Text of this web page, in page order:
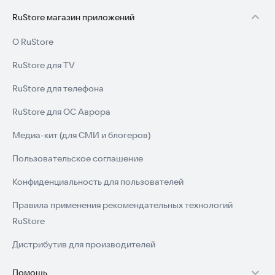
RuStore магазин приложений
О RuStore
RuStore для TV
RuStore для телефона
RuStore для ОС Аврора
Медиа-кит (для СМИ и блогеров)
Пользовательское соглашение
Конфиденциальность для пользователей
Правила применения рекомендательных технологий
RuStore
Дистрибутив для производителей
Помощь